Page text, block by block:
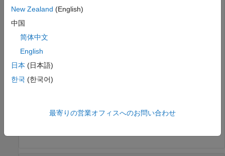
    Connections: [57×2 table]
     Learnables: [76×3 table]
          State: [36×3 table]
     InputNames: {'InputLayer'}
  View summary with summary.
New Zealand (English)
中国
简体中文
English
日本 (日本語)
한국 (한국어)
最寄りの営業オフィスへのお問い合わせ